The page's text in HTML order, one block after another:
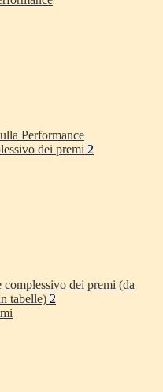
Performance
dei premi 2
complessivo dei premi (da
tabelle) 2